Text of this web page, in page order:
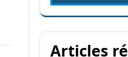
Articles